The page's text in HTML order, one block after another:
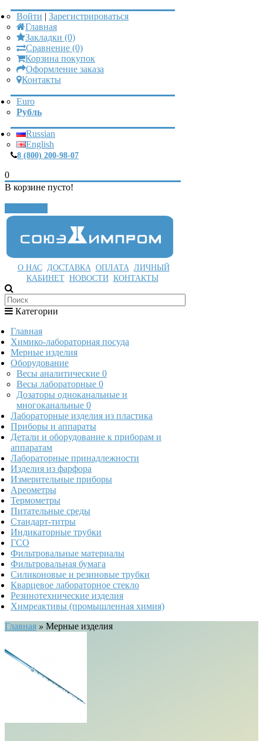
Войти | Зарегистрироваться
Главная
Закладки (0)
Сравнение (0)
Корзина покупок
Оформление заказа
Контакты
Euro
Рубль
Russian
English
8 (800) 200-98-07
0
В корзине пусто!
О НАС ДОСТАВКА ОПЛАТА ЛИЧНЫЙ
КАБИНЕТ НОВОСТИ КОНТАКТЫ
Категории
Главная
Химико-лабораторная посуда
Мерные изделия
Оборудование
Весы аналитические 0
Весы лабораторные 0
Дозаторы одноканальные и
многоканальные 0
Лабораторные изделия из пластика
Приборы и аппараты
Детали и оборудование к приборам и
аппаратам
Лабораторные принадлежности
Изделия из фарфора
Измерительные приборы
Ареометры
Термометры
Питательные среды
Стандарт-титры
Индикаторные трубки
ГСО
Фильтровальные материалы
Фильтровальная бумага
Силиконовые и резиновые трубки
Кварцевое лабораторное стекло
Резинотехнические изделия
Химреактивы (промышленная химия)
Главная » Мерные изделия